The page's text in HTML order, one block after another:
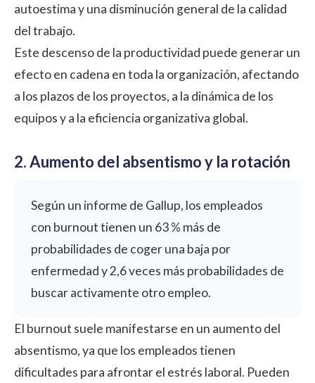
autoestima y una disminución general de la calidad
del trabajo.
Este descenso de la productividad puede generar un
efecto en cadena en toda la organización, afectando
a los plazos de los proyectos, a la dinámica de los
equipos y a la eficiencia organizativa global.
2. Aumento del absentismo y la rotación
Según un informe de Gallup, los empleados
con burnout tienen un 63 % más de
probabilidades de coger una baja por
enfermedad y 2,6 veces más probabilidades de
buscar activamente otro empleo.
El burnout suele manifestarse en un aumento del
absentismo, ya que los empleados tienen
dificultades para afrontar el estrés laboral. Pueden